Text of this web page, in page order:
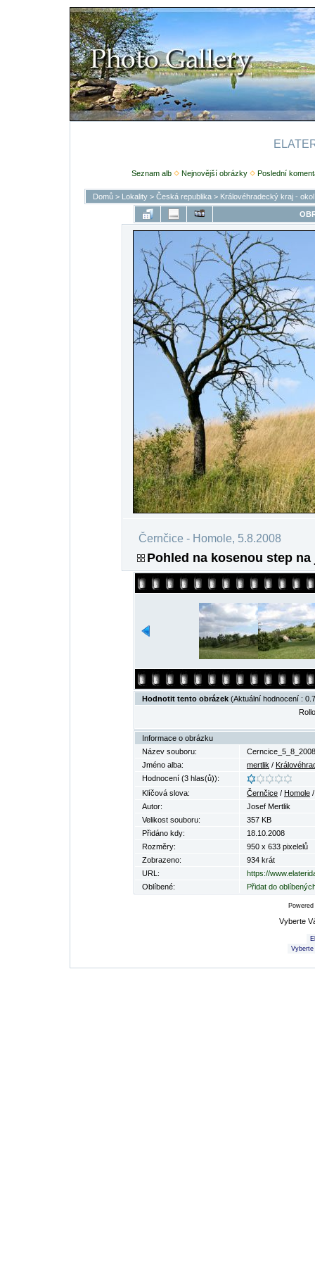
Seznam alb Nejnovější obrázky Poslední
Domů> Lokality> Česká republika> Královéhradecký kraj -
Černčice - Homole, 5.8.2008
Pohled na kosenou step
Hodnotit tento obrázek (Aktuální hodnocení :
Informace o obrázku
Název souboru:
Jméno alba:
mertlik /
Hodnocení (3 hlas(ů)):
Klíčová slova:
Černčice / Homole
Autor:
Josef Mertlik
Velikost souboru:
357 KB
Přidáno kdy:
18.10.2008
Rozměry:
950 x 633 pixelelů
Zobrazeno:
934 krát
URL:
https://
Oblíbené:
Přidat do
Vyberte